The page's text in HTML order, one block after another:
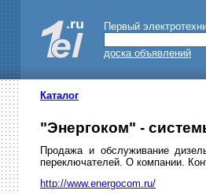
Первый
доска объявлений
Каталог
"Энергоком" -
Продажа и обслуживание
переключателей. О компании.
http://www.energocom.ru/